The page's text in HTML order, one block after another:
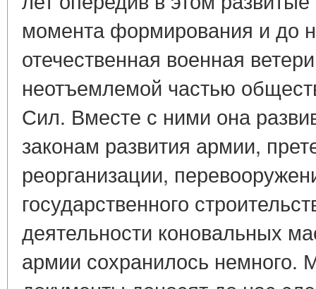
момента формирования и до
отече­ственная военная
неотъемлемой частью
Сил. Вместе с ними она
законам раз­вития армии,
реорганизации,
государственного
деятельности коновальных
армии сохранилось немного.